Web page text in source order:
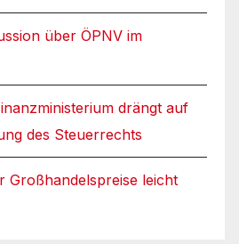
über ÖPNV im
drängt auf
des Steuerrechts
Großhandelspreise leicht